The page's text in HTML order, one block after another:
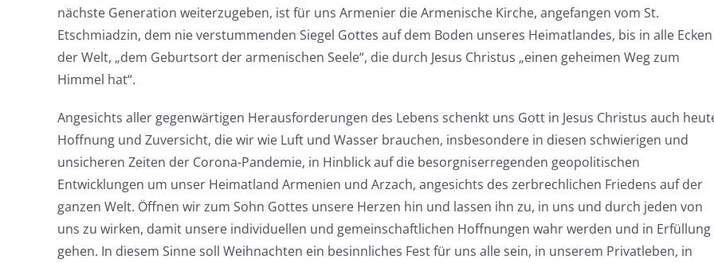
nächste Generation weiterzugeben, ist für uns Armenier die Armenische Kirche, angefangen vom St.
Etschmiadzin, dem nie verstummenden Siegel Gottes auf dem Boden unseres Heimatlandes, bis in alle Ecken
der Welt, „dem Geburtsort der armenischen Seele“, die durch Jesus Christus „einen geheimen Weg zum
Himmel hat“.
Angesichts aller gegenwärtigen Herausforderungen des Lebens schenkt uns Gott in Jesus Christus auch
Hoffnung und Zuversicht, die wir wie Luft und Wasser brauchen, insbesondere in diesen schwierigen und
unsicheren Zeiten der Corona-Pandemie, in Hinblick auf die besorgniserregenden geopolitischen
Entwicklungen um unser Heimatland Armenien und Arzach, angesichts des zerbrechlichen Friedens auf der
ganzen Welt. Öffnen wir zum Sohn Gottes unsere Herzen hin und lassen ihn zu, in uns und durch jeden von
uns zu wirken, damit unsere individuellen und gemeinschaftlichen Hoffnungen wahr werden und in Erfüllung
gehen. In diesem Sinne soll Weihnachten ein besinnliches Fest für uns alle sein, in unserem Privatleben, in